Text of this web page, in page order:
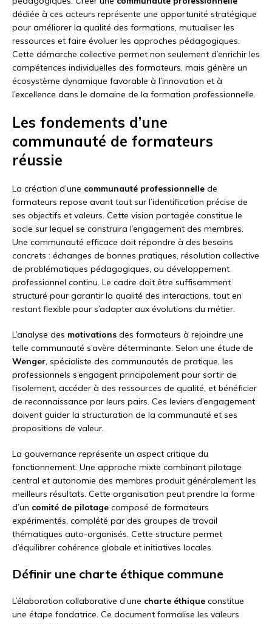
dédiée à ces acteurs représente une opportunité stratégique
pour améliorer la qualité des formations, mutualiser les
ressources et faire évoluer les approches pédagogiques.
Cette démarche collective permet non seulement d’enrichir les
compétences individuelles des formateurs, mais génère un
écosystème dynamique favorable à l’innovation et à
l’excellence dans le domaine de la formation professionnelle.
Les fondements d’une
communauté de formateurs
réussie
La création d’une communauté professionnelle de
formateurs repose avant tout sur l’identification précise de
ses objectifs et valeurs. Cette vision partagée constitue le
socle sur lequel se construira l’engagement des membres.
Une communauté efficace doit répondre à des besoins
concrets : échanges de bonnes pratiques, résolution collective
de problématiques pédagogiques, ou développement
professionnel continu. Le cadre doit être suffisamment
structuré pour garantir la qualité des interactions, tout en
restant flexible pour s’adapter aux évolutions du métier.
L’analyse des motivations des formateurs à rejoindre une
telle communauté s’avère déterminante. Selon une étude de
Wenger, spécialiste des communautés de pratique, les
professionnels s’engagent principalement pour sortir de
l’isolement, accéder à des ressources de qualité, et bénéficier
de reconnaissance par leurs pairs. Ces leviers d’engagement
doivent guider la structuration de la communauté et ses
propositions de valeur.
La gouvernance représente un aspect critique du
fonctionnement. Une approche mixte combinant pilotage
central et autonomie des membres produit généralement les
meilleurs résultats. Cette organisation peut prendre la forme
d’un comité de pilotage composé de formateurs
expérimentés, complété par des groupes de travail
thématiques auto-organisés. Cette structure permet
d’équilibrer cohérence globale et initiatives locales.
Définir une charte éthique commune
L’élaboration collaborative d’une charte éthique constitue
une étape fondatrice. Ce document formalise les valeurs